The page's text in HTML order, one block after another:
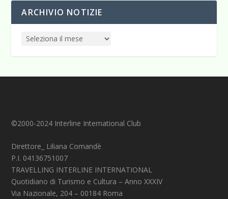
ARCHIVIO NOTIZIE
©2000-2024 Interline International Club
Direttore_ Liliana Comandè
P.I. 04136751007
TRAVELLING INTERLINE INTERNATIONAL
Quotidiano di Turismo e Cultura – Anno XXXIV
Via Nazionale, 204 – 00184 Roma